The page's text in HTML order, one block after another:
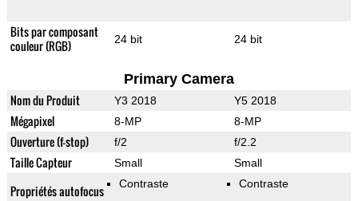
Bits par composant
couleur (RGB)
24 bit 24 bit
Primary Camera
Nom du Produit Y3 2018 Y5 2018
Mégapixel 8-MP 8-MP
Ouverture (f-stop) f/2 f/2.2
Taille Capteur Small Small
Propriétés autofocus Contraste Contraste